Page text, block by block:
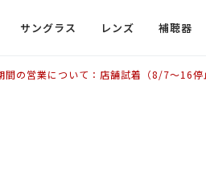
サングラス レンズ 補聴器
間の営業について：店舗試着（8/7〜16